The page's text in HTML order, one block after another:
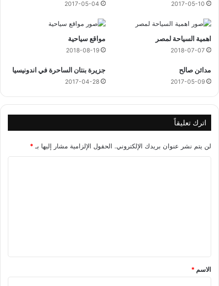
2017-05-10
2017-05-04
اهمية السياحة لمصر
2018-07-07
مواقع سياحية
2018-08-19
مدائن صالح
2017-05-09
جزيرة بنتان الساحرة في اندونيسيا
2017-04-28
اترك تعليقاً
لن يتم نشر عنوان بريدك الإلكتروني. الحقول الإلزامية مشار إليها بـ *
*
الاسم *